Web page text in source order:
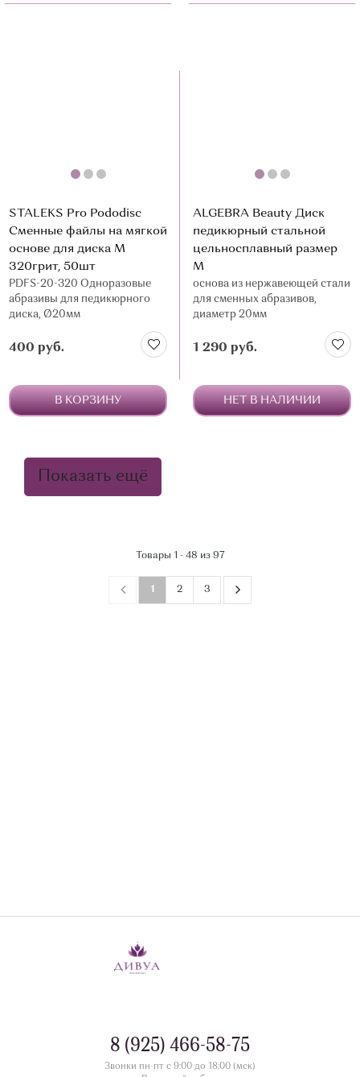
STALEKS Pro Pododisc
Сменные файлы на мягкой
основе для диска М
320грит, 50шт
PDFS-20-320 Одноразовые
абразивы для педикюрного
диска, Ø20мм
400 руб.
В КОРЗИНУ
ALGEBRA Beauty Диск
педикюрный стальной
цельносплавный размер
M
основа из нержавеющей стали
для сменных абразивов,
диаметр 20мм
1 290 руб.
НЕТ В НАЛИЧИИ
Показать ещё
Товары 1 - 48 из 97
1 2 3
8 (925) 466-58-75
Звонки пн-пт с 9:00 до 18:00 (мск)